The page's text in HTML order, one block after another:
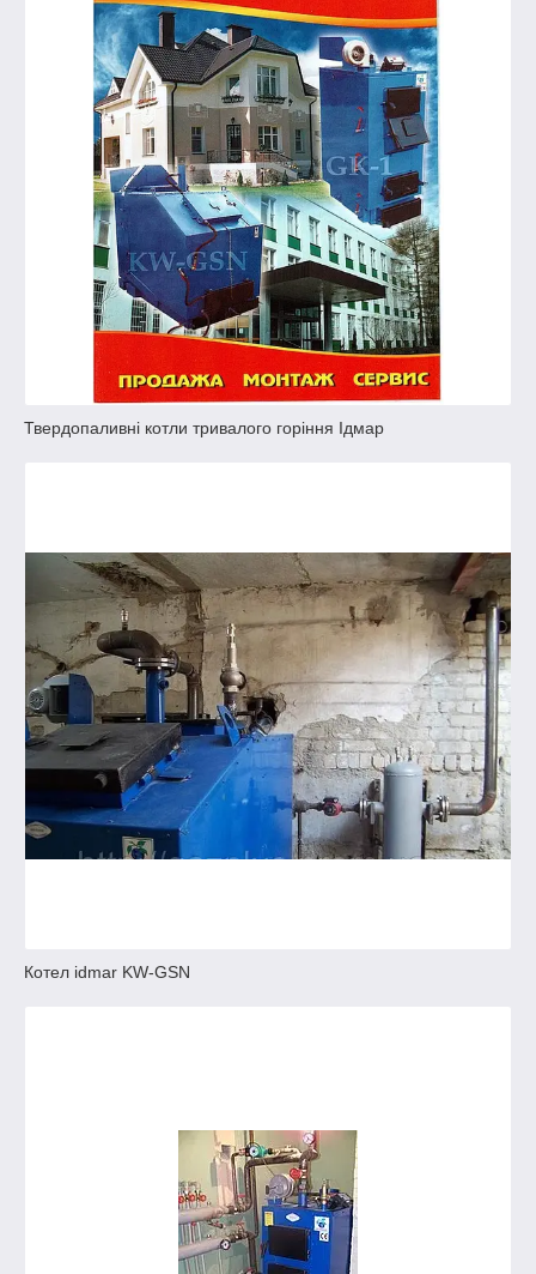
Твердопаливні котли тривалого горіння Ідмар
Котел idmar KW-GSN